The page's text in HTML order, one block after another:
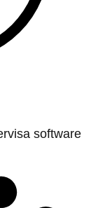
software